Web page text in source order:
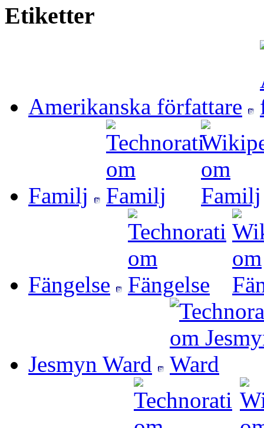
Etiketter
Amerikanska författare
Familj
Fängelse
Jesmyn Ward